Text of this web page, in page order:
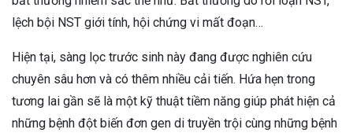
lệch bội NST giới tính, hội chứng vi mất đoạn…
Hiện tại, sàng lọc trước sinh này đang được nghiên cứu
chuyên sâu hơn và có thêm nhiều cải tiến. Hứa hẹn trong
tương lai gần sẽ là một kỹ thuật tiềm năng giúp phát hiện cả
những bệnh đột biến đơn gen di truyền trội cùng những bệnh